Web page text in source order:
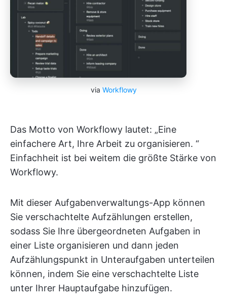
via Workflowy
Das Motto von Workflowy lautet: „Eine
einfachere Art, Ihre Arbeit zu organisieren. “
Einfachheit ist bei weitem die größte Stärke von
Workflowy.
Mit dieser Aufgabenverwaltungs-App können
Sie verschachtelte Aufzählungen erstellen,
sodass Sie Ihre übergeordneten Aufgaben in
einer Liste organisieren und dann jeden
Aufzählungspunkt in Unteraufgaben unterteilen
können, indem Sie eine verschachtelte Liste
unter Ihrer Hauptaufgabe hinzufügen.